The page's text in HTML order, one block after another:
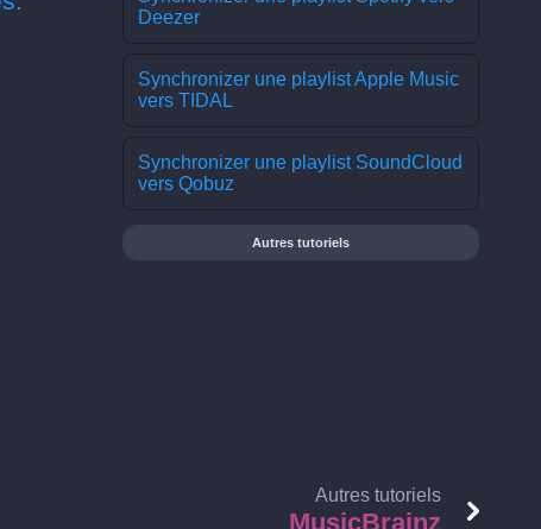
Deezer
Synchronizer une playlist Apple Music
vers TIDAL
Synchronizer une playlist SoundCloud
vers Qobuz
Autres tutoriels
Autres tutoriels
MusicBrainz